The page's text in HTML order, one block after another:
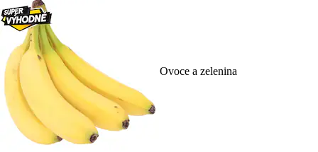
Ovoce a zelenina